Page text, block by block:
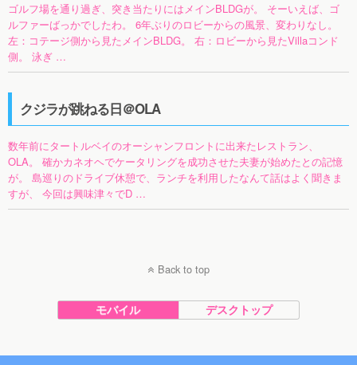
ゴルフ場を通り過ぎ、突き当たりにはメインBLDGが。 そーいえば、ゴ
ルファーばっかでしたわ。 6年ぶりのロビーからの風景、変わりなし。
左：コテージ側から見たメインBLDG。 右：ロビーから見たVillaコンド
側。 泳ぎ …
クジラが跳ねる日＠OLA
数年前にタートルベイのオーシャンフロントに出来たレストラン、
OLA。 確かカネオヘでケータリングを成功させた夫妻が始めたとの記憶
が。 島巡りのドライブ休憩で、ランチを利用したなんて話はよく聞きま
すが、 今回は興味津々でD …
Back to top
モバイル デスクトップ